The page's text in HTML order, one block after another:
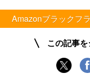
Amazonブラックフ
この記事